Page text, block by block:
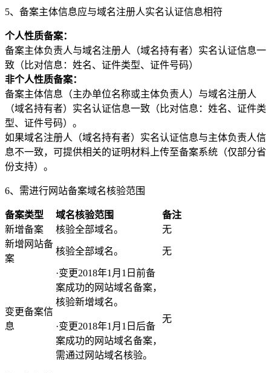
5、备案主体信息应与域名注册人实名认证信息相符
个人性质备案：
备案主体负责人与域名注册人（域名持有者）实名认证信息一
致（比对信息：姓名、证件类型、证件号码）
非个人性质备案：
备案主体信息（主办单位名称或主体负责人）与域名注册人
（域名持有者）实名认证信息一致（比对信息：姓名、证件类
型、证件号码）。
如果域名注册人（域名持有者）实名认证信息与主体负责人信
息不一致，可提供相关的证明材料上传至备案系统（仅部分省
份支持）。
6、需进行网站备案域名核验范围
备案类型 域名核验范围
备注
新增备案
核验全部域名。
无
新增网站备
案
核验全部域名。 无
变更备案信
息
·变更2018年1月1日前备
案成功的网站域名备案，
核验新增域名。
·变更2018年1月1日后备
案成功的网站域名备案，
需通过网站域名核验。
无